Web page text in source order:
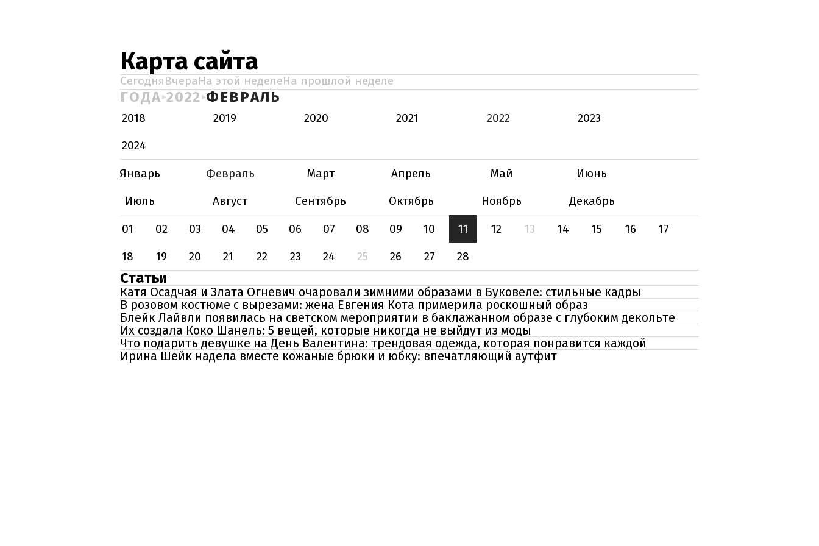
Карта сайта
СегодняВчераНа этой неделеНа прошлой неделе
ГОДА 2022 ФЕВРАЛЬ
2018 2019 2020 2021 2022
2023
2024
Январь
Февраль Март Апрель Май
Июнь
Июль
Август Сентябрь Октябрь Ноябрь
Декабрь
01
02 03 04 05 06 07 08 09 10 11 12 13 14 15 16
17
18
19 20 21 22 23 24 25 26 27 28
Статьи
Катя Осадчая и Злата Огневич очаровали зимними образами в Буковеле: стильные кадры
В розовом костюме с вырезами: жена Евгения Кота примерила роскошный образ
Блейк Лайвли появилась на светском мероприятии в баклажанном образе с глубоким декольте
Их создала Коко Шанель: 5 вещей, которые никогда не выйдут из моды
Что подарить девушке на День Валентина: трендовая одежда, которая понравится каждой
Ирина Шейк надела вместе кожаные брюки и юбку: впечатляющий аутфит